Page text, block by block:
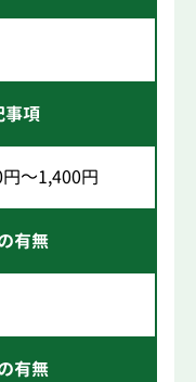
事項
～1,400円
有無
有無